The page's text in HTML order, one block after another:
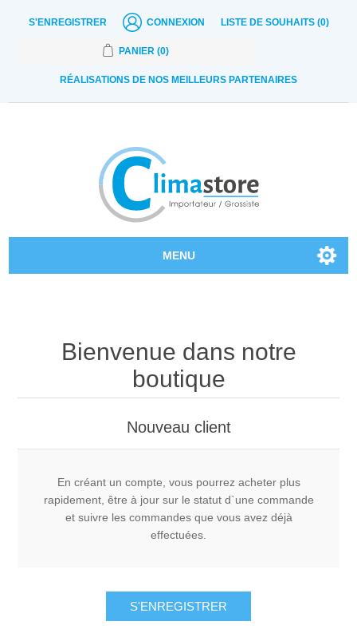
S'ENREGISTRER CONNEXION LISTE DE SOUHAITS (0)
PANIER (0)
RÉALISATIONS DE NOS MEILLEURS PARTENAIRES
MENU
Contactez-nous
Bienvenue dans notre
boutique
Nouveau client
En créant un compte, vous pourrez acheter plus
rapidement, être à jour sur le statut d`une commande
et suivre les commandes que vous avez déjà
effectuées.
S'ENREGISTRER